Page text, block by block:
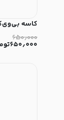
کاسه بی‌وی‌کی
۶۵۰٫۰۰۰
۶۵۰٫۰۰۰